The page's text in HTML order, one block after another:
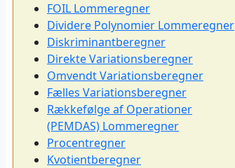
FOIL Lommeregner
Dividere Polynomier Lommeregner
Diskriminantberegner
Direkte Variationsberegner
Omvendt Variationsberegner
Fælles Variationsberegner
Rækkefølge af Operationer
(PEMDAS) Lommeregner
Procentregner
Kvotientberegner